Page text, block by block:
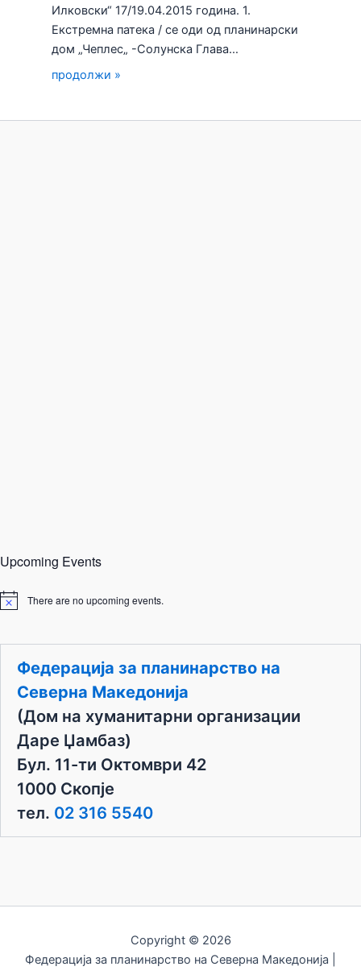
Илковски“ 17/19.04.2015 година. 1.
Екстремна патека / се оди од планинарски
дом „Чеплес„ -Солунска Глава…
продолжи »
Upcoming Events
N
i
There are no upcoming events.
Федерација за планинарство на
Северна Македонија
(Дом на хуманитарни организации
Даре Џамбаз)
Бул. 11-ти Октомври 42
1000 Скопје
тел. 02 316 5540
Copyright © 2026
Федерација за планинарство на Северна Македонија |